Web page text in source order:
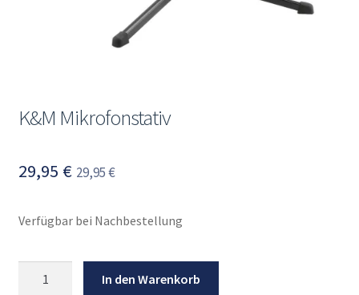
K&M Mikrofonstativ
29,95 € 29,95€
Verfügbar bei Nachbestellung
In den Warenkorb